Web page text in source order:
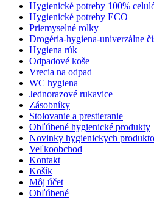
Hygienické potreby 100%
Hygienické potreby ECO
Priemyselné rolky
Drogéria-hygiena-univerzálne
Hygiena rúk
Odpadové koše
Vrecia na odpad
WC hygiena
Jednorazové rukavice
Zásobníky
Stolovanie a prestieranie
Obľúbené hygienické produkty
Novinky hygienickych
Veľkoobchod
Kontakt
Košík
Môj účet
Obľúbené